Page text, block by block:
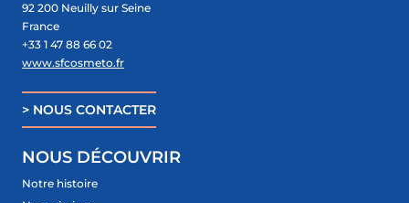
92 200 Neuilly sur Seine
France
+33 1 47 88 66 02
www.sfcosmeto.fr
> NOUS CONTACTER
NOUS DÉCOUVRIR
Notre histoire